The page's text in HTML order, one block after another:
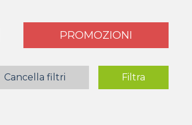
PROMOZIONI
Cancella filtri Filtra